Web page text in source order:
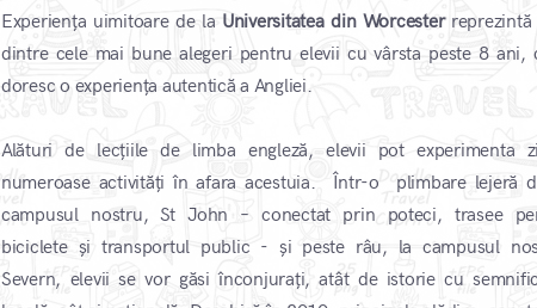
Experiența uimitoare de la Universitatea din Worcesterreprezintă
dintre cele mai bune alegeri pentru elevii cu vârsta peste 8 ani,
doresc o experiența autentică a Angliei.
Alături de lecțiile de limba engleză, elevii pot experimenta
numeroase activități în afara acestuia. Într-o plimbare lejeră
campusul nostru, St John – conectat prin poteci, trasee
biciclete și transportul public - și peste râu, la campusul
Severn, elevii se vor găsi înconjurați, atât de istorie cu